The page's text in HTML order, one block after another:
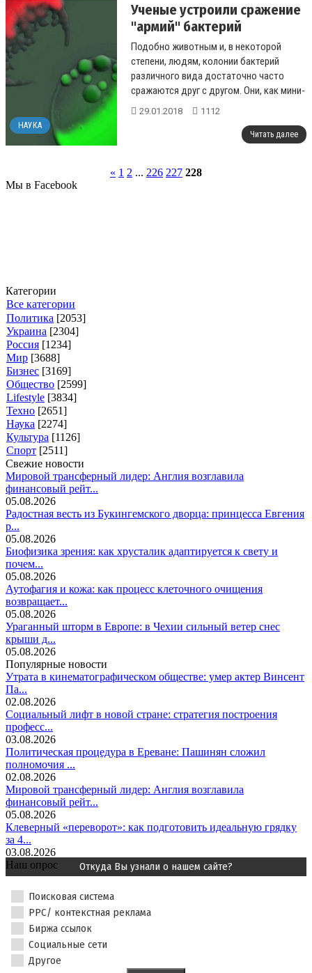
НАУКА
Ученые устроили сражение
"армий" бактерий
Подобно животным и, в некоторой
степени, людям, колонии бактерий
различного вида достаточно часто
сражаются друг с другом. Они, как мини-
армии, наносят удары, оттесняют
29.01.2018 1112
Читать далее
« 1 2 ... 226 227 228
Мы в Facebook
Категории
Все категории
Политика [2053]
Украина [2304]
Россия [1234]
Мир [3688]
Бизнес [3169]
Общество [2599]
Lifestyle [3834]
Техно [2651]
Наука [2274]
Культура [1126]
Спорт [2511]
Свежие новости
Мировой трансферный лидер: Англия возглавила
финансовый рейт...
05.08.2026
Радостная весть из Букингемского дворца: принцесса Евгения
р...
05.08.2026
Биофизика зрения: как хрусталик адаптируется к свету и
почем...
05.08.2026
Аутофагия и кожа: как процесс клеточного очищения
возвращает...
05.08.2026
Ураганный шторм в Европе: в Чехии сильный ветер снес
крыши д...
05.08.2026
Популярные новости
Утрата в кинематографическом обществе: умер актер Винсент
Па...
02.08.2026
Социальный лифт в новой стране: стратегия построения
професс...
03.08.2026
Политическая процедура в Ереване: Пашинян сложил
полномочия ...
02.08.2026
Мировой трансферный лидер: Англия возглавила
финансовый рейт...
05.08.2026
Клеверный «переворот»: как подготовить идеальную грядку
за 4...
03.08.2026
Наш опрос
Откуда Вы узнали о нашем сайте?
Поисковая система
PPC/ контекстная реклама
Биржа ссылок
Социальные сети
Другое